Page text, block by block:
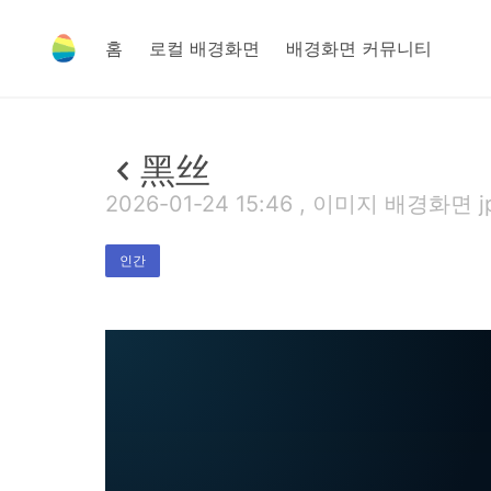
홈 로컬 배경화면 배경화면 커뮤니티
黑丝
2026-01-24 15:46 , 이미지 배경화면
인간